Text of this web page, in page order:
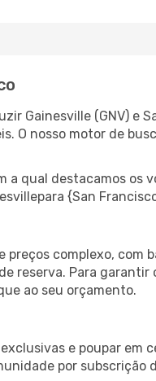
Gainesville (GNV) e
O nosso motor de
a qual destacamos
{San
complexo, com
reserva. Para garantir
ao seu orçamento.
e poupar em
por subscrição